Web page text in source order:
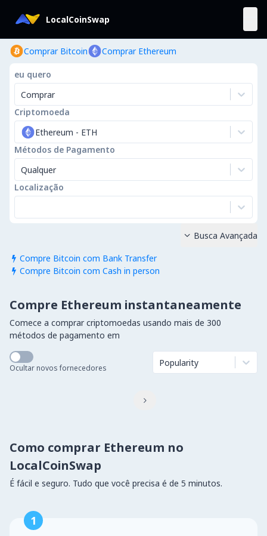
LocalCoinSwap
Comprar Bitcoin Comprar Ethereum
eu quero
Comprar
Criptomoeda
Ethereum - ETH
Métodos de Pagamento
Qualquer
Localização
 Compre Bitcoin com Bank Transfer
 Compre Bitcoin com Cash in person
 Busca Avançada
Compre Ethereum instantaneamente
Comece a comprar criptomoedas usando mais de 300
métodos de pagamento em
Ocultar novos fornecedores Popularity

Como comprar Ethereum no
LocalCoinSwap
É fácil e seguro. Tudo que você precisa é de 5 minutos.
1